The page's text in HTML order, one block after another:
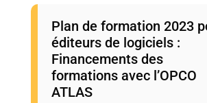
Plan de formation 2023
éditeurs de logiciels :
Financements des
formations avec l’OPCO
ATLAS